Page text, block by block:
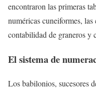
encontraron las primeras
numéricas cuneiformes,
contabilidad de graneros y
El sistema de
Los babilonios, sucesores